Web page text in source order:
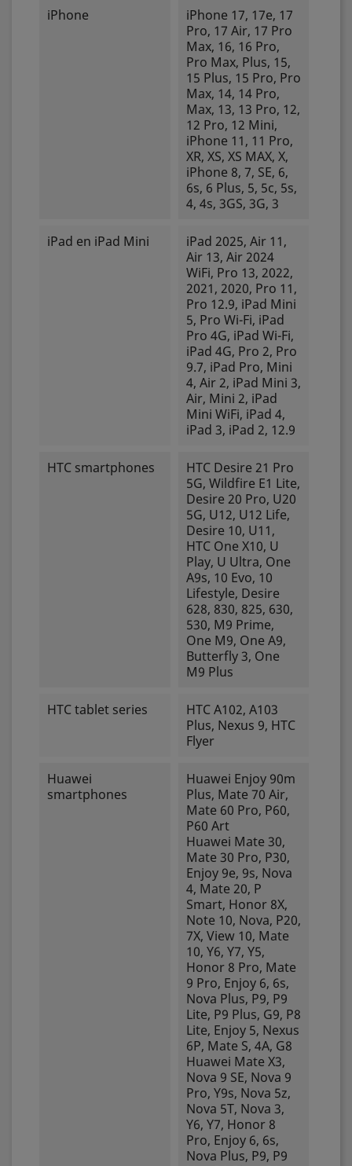
iPhone
iPhone 17, 17e, 17
Pro, 17 Air, 17 Pro
Max, 16, 16 Pro,
Pro Max, Plus, 15,
15 Plus, 15 Pro, Pro
Max, 14, 14 Pro,
Max, 13, 13 Pro, 12,
12 Pro, 12 Mini,
iPhone 11, 11 Pro,
XR, XS, XS MAX, X,
iPhone 8, 7, SE, 6,
6s, 6 Plus, 5, 5c, 5s,
4, 4s, 3GS, 3G, 3
iPad en iPad Mini
iPad 2025, Air 11,
Air 13, Air 2024
WiFi, Pro 13, 2022,
2021, 2020, Pro 11,
Pro 12.9, iPad Mini
5, Pro Wi-Fi, iPad
Pro 4G, iPad Wi-Fi,
iPad 4G, Pro 2, Pro
9.7, iPad Pro, Mini
4, Air 2, iPad Mini 3,
Air, Mini 2, iPad
Mini WiFi, iPad 4,
iPad 3, iPad 2, 12.9
HTC smartphones
HTC Desire 21 Pro
5G, Wildfire E1 Lite,
Desire 20 Pro, U20
5G, U12, U12 Life,
Desire 10, U11,
HTC One X10, U
Play, U Ultra, One
A9s, 10 Evo, 10
Lifestyle, Desire
628, 830, 825, 630,
530, M9 Prime,
One M9, One A9,
Butterfly 3, One
M9 Plus
HTC tablet series
HTC A102, A103
Plus, Nexus 9, HTC
Flyer
Huawei
smartphones
Huawei Enjoy 90m
Plus, Mate 70 Air,
Mate 60 Pro, P60,
P60 Art
Huawei Mate 30,
Mate 30 Pro, P30,
Enjoy 9e, 9s, Nova
4, Mate 20, P
Smart, Honor 8X,
Note 10, Nova, P20,
7X, View 10, Mate
10, Y6, Y7, Y5,
Honor 8 Pro, Mate
9 Pro, Enjoy 6, 6s,
Nova Plus, P9, P9
Lite, P9 Plus, G9, P8
Lite, Enjoy 5, Nexus
6P, Mate S, 4A, G8
Huawei Mate X3,
Nova 9 SE, Nova 9
Pro, Y9s, Nova 5z,
Nova 5T, Nova 3,
Y6, Y7, Honor 8
Pro, Enjoy 6, 6s,
Nova Plus, P9, P9